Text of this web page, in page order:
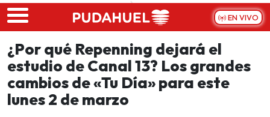
Skip to main content
EN VIVO
¿Por qué Repenning dejará el
estudio de Canal 13? Los grandes
cambios de «Tu Día» para este
lunes 2 de marzo